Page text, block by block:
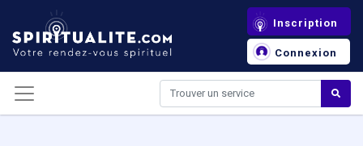
Inscription
Connexion